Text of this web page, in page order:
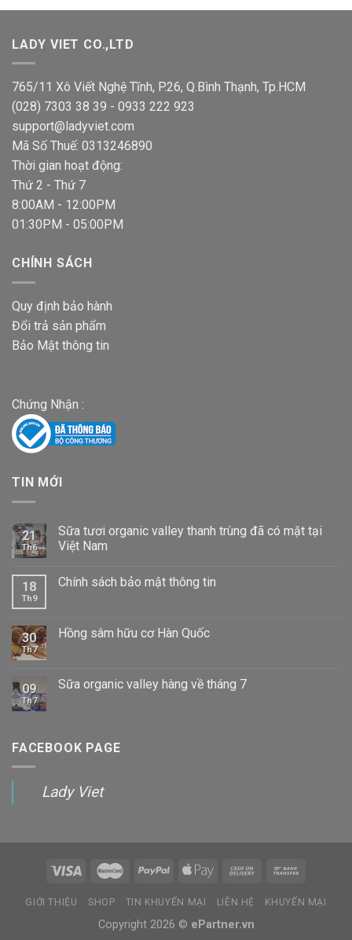
1,400,000 VND.
là:
LADY VIET CO.,LTD
765/11 Xô Viết Nghệ Tĩnh, P.26, Q.Bình Thạnh, Tp.HCM
(028) 7303 38 39 - 0933 222 923
support@ladyviet.com
Mã Số Thuế: 0313246890
Thời gian hoạt động:
Thứ 2 - Thứ 7
8:00AM - 12:00PM
01:30PM - 05:00PM
CHÍNH SÁCH
Quy định bảo hành
Đổi trả sản phẩm
Bảo Mật thông tin
Chứng Nhận :
TIN MỚI
21
Th6
Sữa tươi organic valley thanh trùng đã có mặt tại
Việt Nam
18
Th9
Chính sách bảo mật thông tin
30
Th7
Hồng sâm hữu cơ Hàn Quốc
09
Th7
Sữa organic valley hàng về tháng 7
FACEBOOK PAGE
Lady Viet
GIỚI THIỆU SHOP TIN KHUYẾN MẠI LIÊN HỆ KHUYẾN MẠI
Copyright 2026 © ePartner.vn